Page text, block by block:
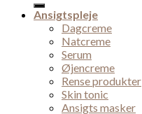
Ansigtspleje
Dagcreme
Natcreme
Serum
Øjencreme
Rense produkter
Skin tonic
Ansigts masker